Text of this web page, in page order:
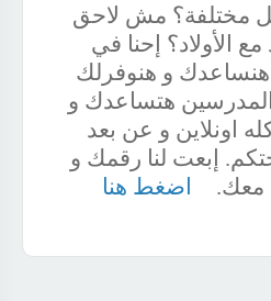
مختلفة؟ مش لاحق
مع الأولاد؟ إحنا في
و هنوفرلك
هتساعدك و
اونلاين و عن بعد
إبعت لنا رقمك و
معك.
اضغط هنا